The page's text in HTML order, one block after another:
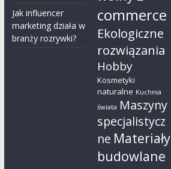
Jak influencer
marketing działa w
branży rozrywki?
commerce
Ekologiczne
rozwiązania
Hobby
Kosmetyki
naturalne Kuchnia
świata Maszyny
specjalistycz
ne Materiały
budowlane